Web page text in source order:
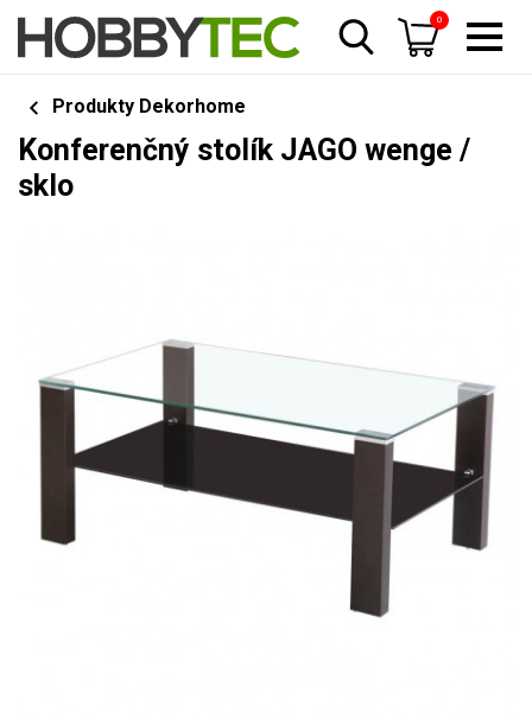
0
Produkty Dekorhome
Konferenčný stolík JAGO wenge /
sklo